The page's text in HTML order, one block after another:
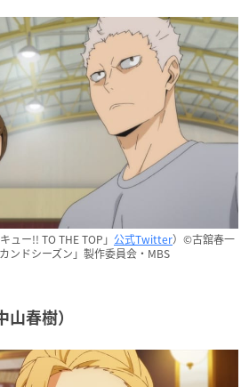
ュー!! TO THE TOP」 公式Twitter）©古舘春一
ンドシーズン」製作委員会・MBS
山春樹）